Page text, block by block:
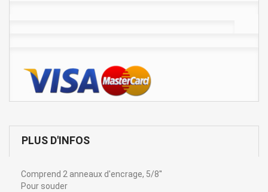
PLUS D'INFOS
Comprend 2 anneaux d'encrage, 5/8''
Pour souder